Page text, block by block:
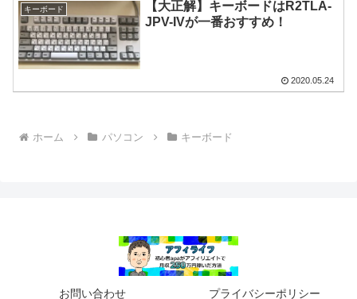
キーボード
【大正解】キーボードはR2TLA-
JPV-IVが一番おすすめ！
2020.05.24
ホーム パソコン キーボード
お問い合わせ プライバシーポリシー